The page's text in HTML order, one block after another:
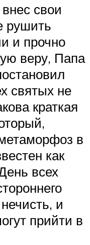
свои
рушить
и прочно
веру, Папа
святых не
краткая
в
как
всех
и
прийти в